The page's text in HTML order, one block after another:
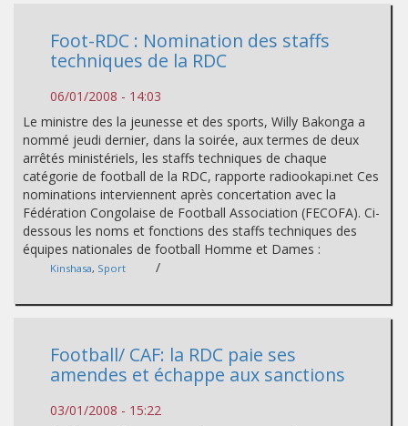
Foot-RDC : Nomination des staffs
techniques de la RDC
06/01/2008 - 14:03
Le ministre des la jeunesse et des sports, Willy Bakonga a
nommé jeudi dernier, dans la soirée, aux termes de deux
arrêtés ministériels, les staffs techniques de chaque
catégorie de football de la RDC, rapporte radiookapi.net Ces
nominations interviennent après concertation avec la
Fédération Congolaise de Football Association (FECOFA). Ci-
dessous les noms et fonctions des staffs techniques des
équipes nationales de football Homme et Dames :
Kinshasa, Sport /
Football/ CAF: la RDC paie ses
amendes et échappe aux sanctions
03/01/2008 - 15:22